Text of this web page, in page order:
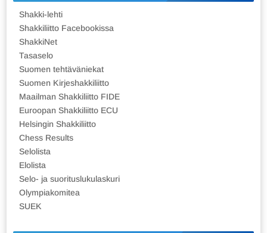
Shakki-lehti
Shakkiliitto Facebookissa
ShakkiNet
Tasaselo
Suomen tehtäväniekat
Suomen Kirjeshakkiliitto
Maailman Shakkiliitto FIDE
Euroopan Shakkiliitto ECU
Helsingin Shakkiliitto
Chess Results
Selolista
Elolista
Selo- ja suorituslukulaskuri
Olympiakomitea
SUEK